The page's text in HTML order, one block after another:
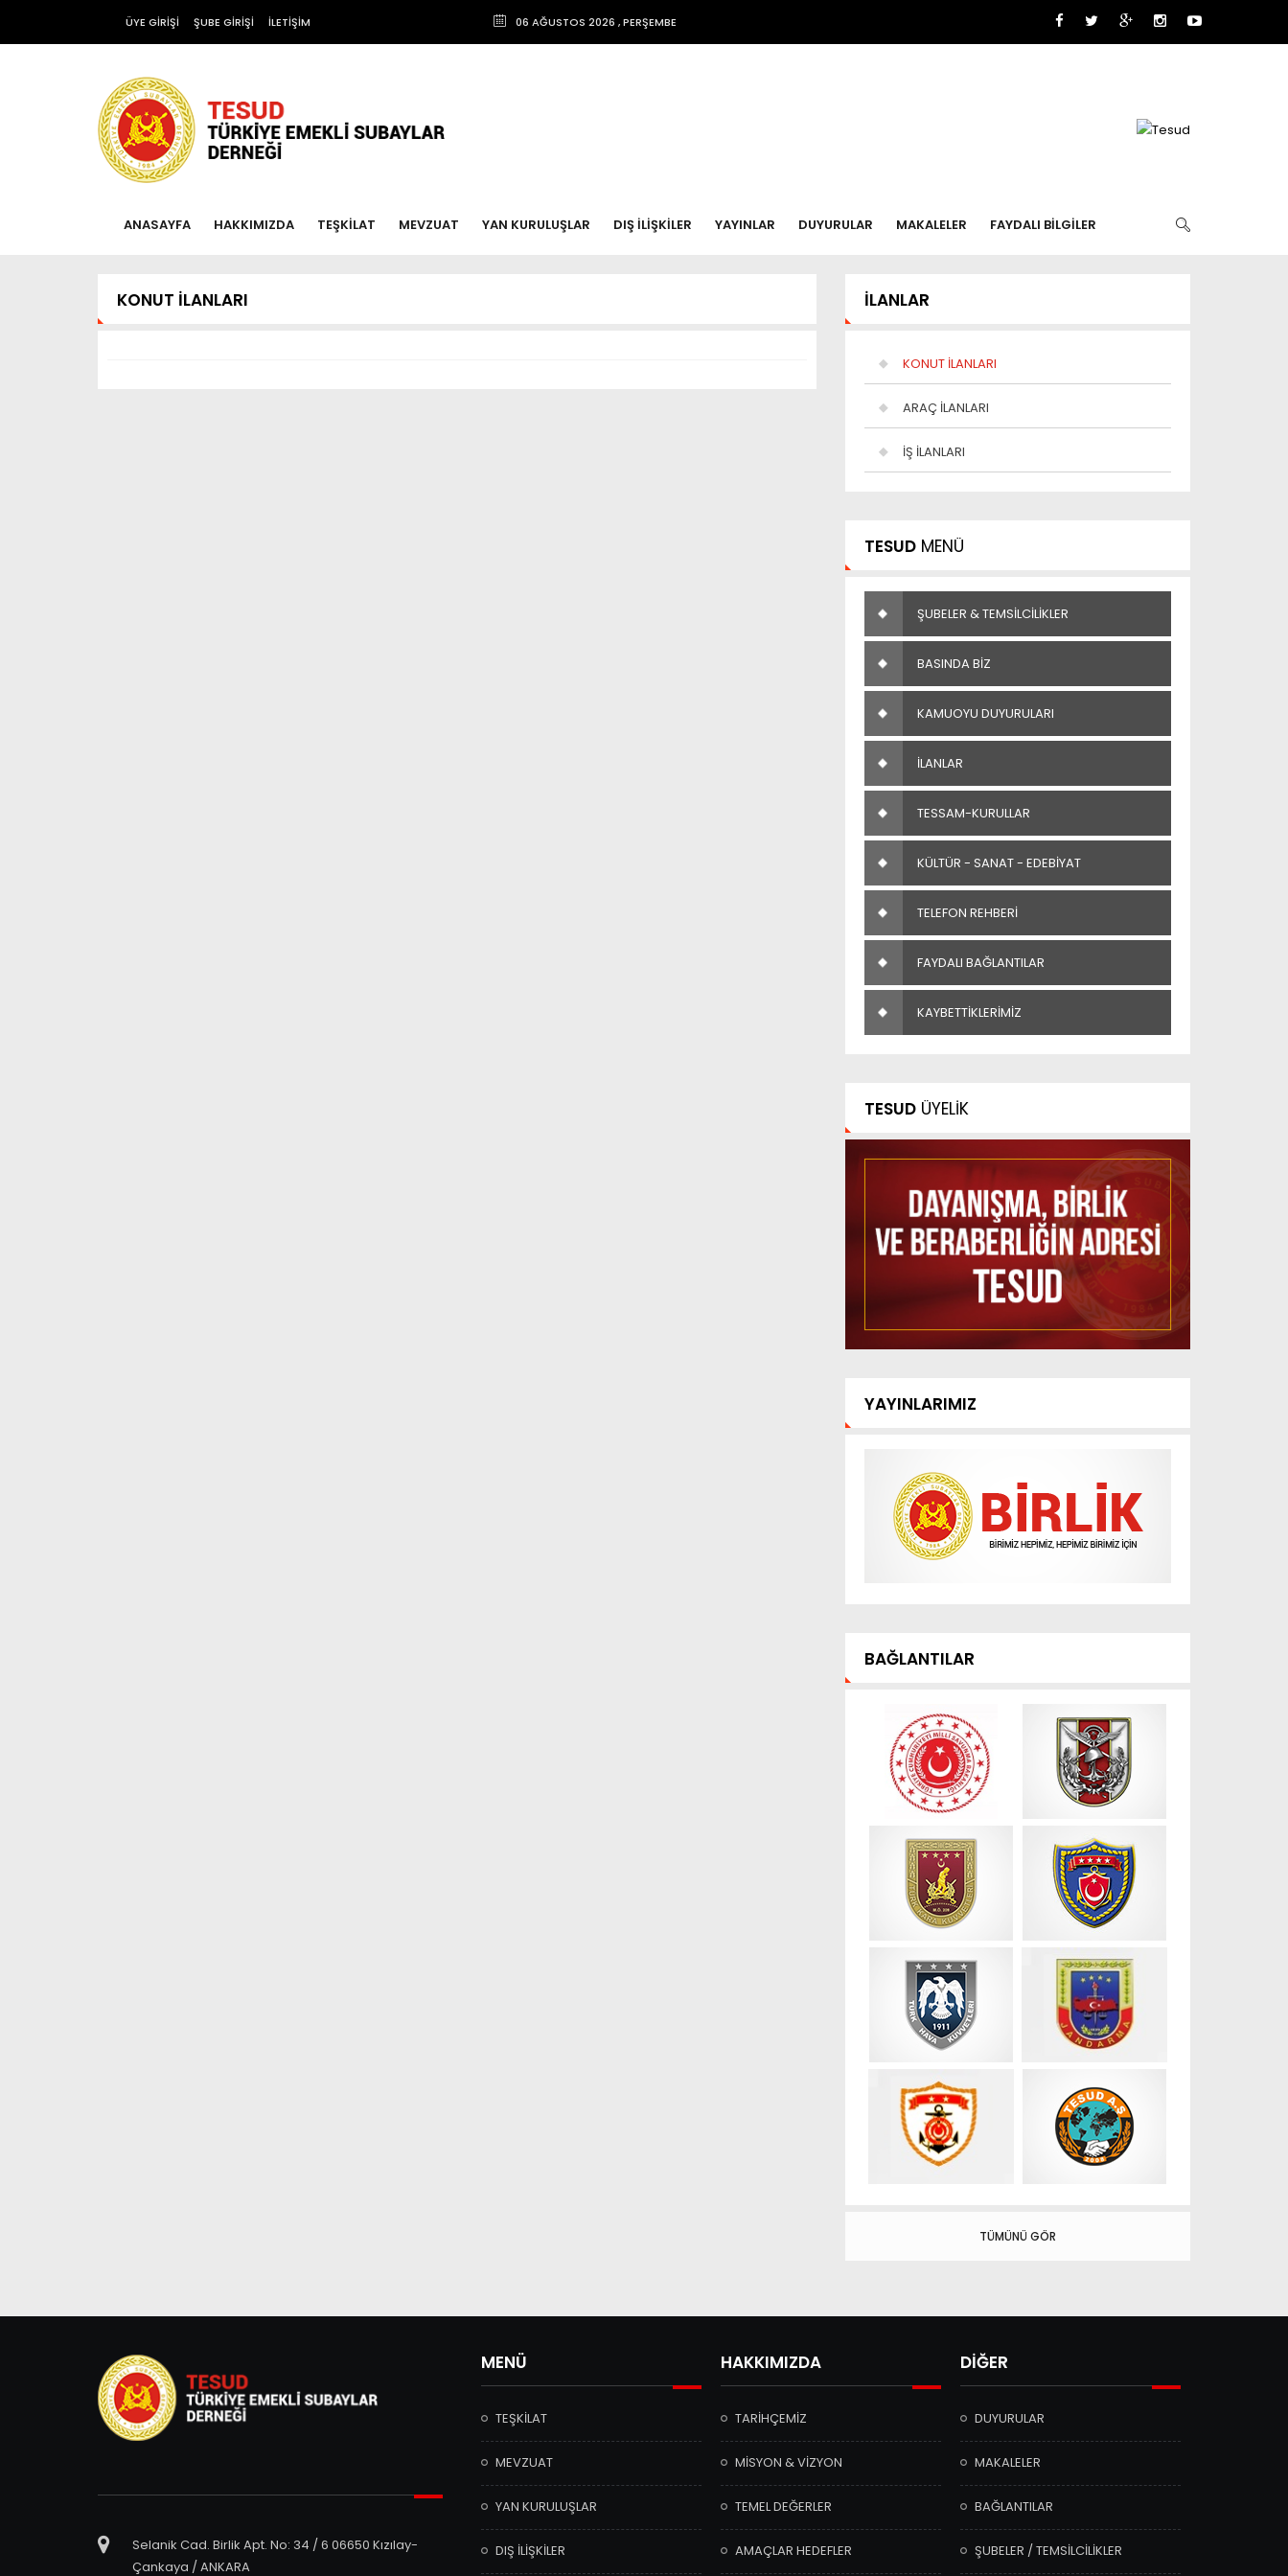
ÜYE GİRİŞİ ŞUBE GİRİŞİ İLETİŞİM 06 AĞUSTOS 2026 , PERŞEMBE
ANASAYFA HAKKIMIZDA TEŞKİLAT MEVZUAT YAN KURULUŞLAR DIŞ İLİŞKİLER YAYINLAR DUYURULAR MAKALELER FAYDALI BİLGİLER
KONUT İLANLARI İLANLAR
KONUT İLANLARI
ARAÇ İLANLARI
İŞ İLANLARI
TESUD MENÜ
ŞUBELER & TEMSİLCİLİKLER
BASINDA BİZ
KAMUOYU DUYURULARI
İLANLAR
TESSAM-KURULLAR
KÜLTÜR - SANAT - EDEBİYAT
TELEFON REHBERİ
FAYDALI BAĞLANTILAR
KAYBETTİKLERİMİZ
TESUD ÜYELİK
YAYINLARIMIZ
BAĞLANTILAR
TÜMÜNÜ GÖR
Selanik Cad. Birlik Apt. No: 34 / 6 06650 Kızılay-
Çankaya / ANKARA
MENÜ
TEŞKİLAT
MEVZUAT
YAN KURULUŞLAR
DIŞ İLİŞKİLER
HAKKIMIZDA
TARİHÇEMİZ
MİSYON & VİZYON
TEMEL DEĞERLER
AMAÇLAR HEDEFLER
DİĞER
DUYURULAR
MAKALELER
BAĞLANTILAR
ŞUBELER / TEMSİLCİLİKLER